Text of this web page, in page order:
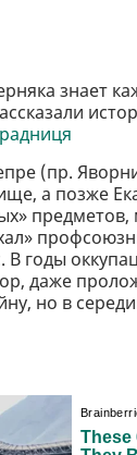
знает
(пр.
а позже
годы
даже
но в